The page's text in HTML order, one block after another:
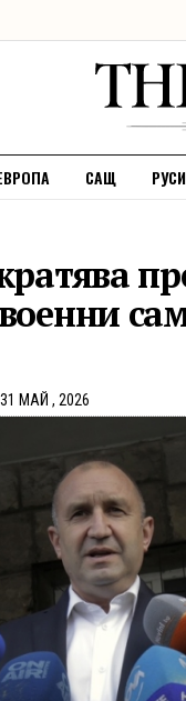
САЩ
31 МАЙ , 2026